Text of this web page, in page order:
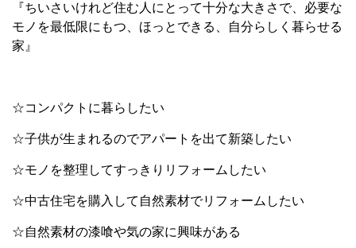
『ちいさいけれど住む人にとって十分な大きさで、必要な
モノを最低限にもつ、ほっとできる、自分らしく暮らせる
家』
☆コンパクトに暮らしたい
☆子供が生まれるのでアパートを出て新築したい
☆モノを整理してすっきりリフォームしたい
☆中古住宅を購入して自然素材でリフォームしたい
☆自然素材の漆喰や気の家に興味がある